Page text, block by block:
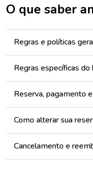
O que saber
Regras e políticas
Regras específicas
Reserva, pagamento
Como alterar sua
Cancelamento e